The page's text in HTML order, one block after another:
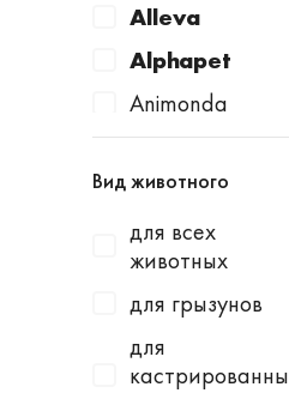
Alleva
Alphapet
Animonda
Apicenna
Avantie
AWARD
Baurenhof
Bayer
Beaphar
Вид животного
для всех
животных
для грызунов
для
кастрированны